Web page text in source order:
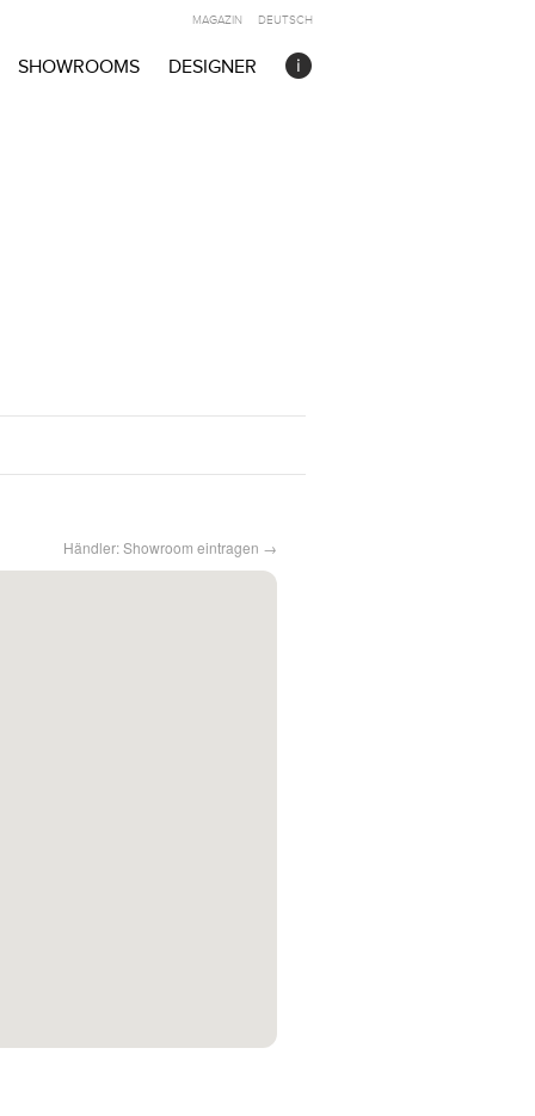
SHOWROOMS DESIGNER
MAGAZIN DEUTSCH
Händler: Showroom eintragen →